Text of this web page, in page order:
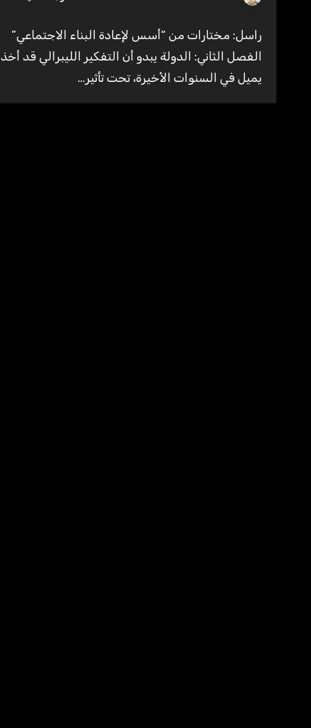
راسل: مختارات من “أسس لإعادة البناء الاجتماعي”
الفصل الثاني: الدولة يبدو أن التفكير الليبرالي قد أخذ
يميل في السنوات الأخيرة‎، تحت تأثير…